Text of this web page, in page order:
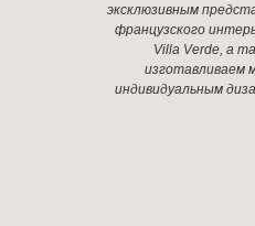
эксклюзивным
французского
Villa Verde, а
изготавливаем
индивидуальным